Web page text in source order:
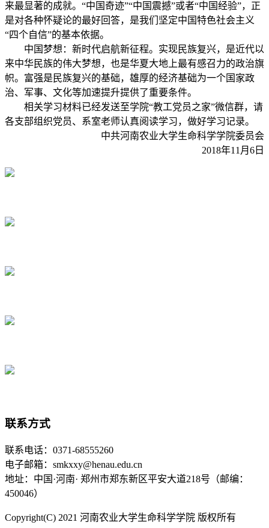
来最显著的成就。“中国奇迹”“中国震撼”或者“中国经验”，正
是对各种怀疑论的最好回答，是我们坚定中国特色社会主义
“四个自信”的基本依据。
中国梦想：新时代启航新征程。实现民族复兴，是近代以
来中华民族的伟大梦想，也是华夏大地上最有感召力的政治旗
帜。富强是民族复兴的基础，雄厚的经济基础为一个国家政
治、军事、文化等加速提升提供了重要条件。
相关学习材料已经发送至学院“教工党员之家”微信群，请
各支部组织党员、系室老师认真阅读学习，做好学习记录。
中共河南农业大学生命科学学院委员会
2018年11月6日
联系方式
联系电话：0371-68555260
电子邮箱：smkxxy@henau.edu.cn
地址：中国·河南· 郑州市郑东新区平安大道218号（邮编：
450046）
Copyright(C) 2021 河南农业大学生命科学学院 版权所有